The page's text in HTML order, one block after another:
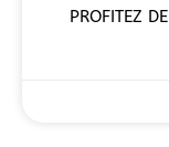
PROFITEZ